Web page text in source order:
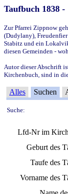
Taufbuch 1838
Zur Pfarrei Zippnow
(Dudylany),
Stabitz und ein
diesen Gemeinden -
Autor dieser Abschrift
Kirchenbuch, sind in
Alles Suchen
Suche:
Lfd-Nr im
Geburt des
Taufe des
Vorname des